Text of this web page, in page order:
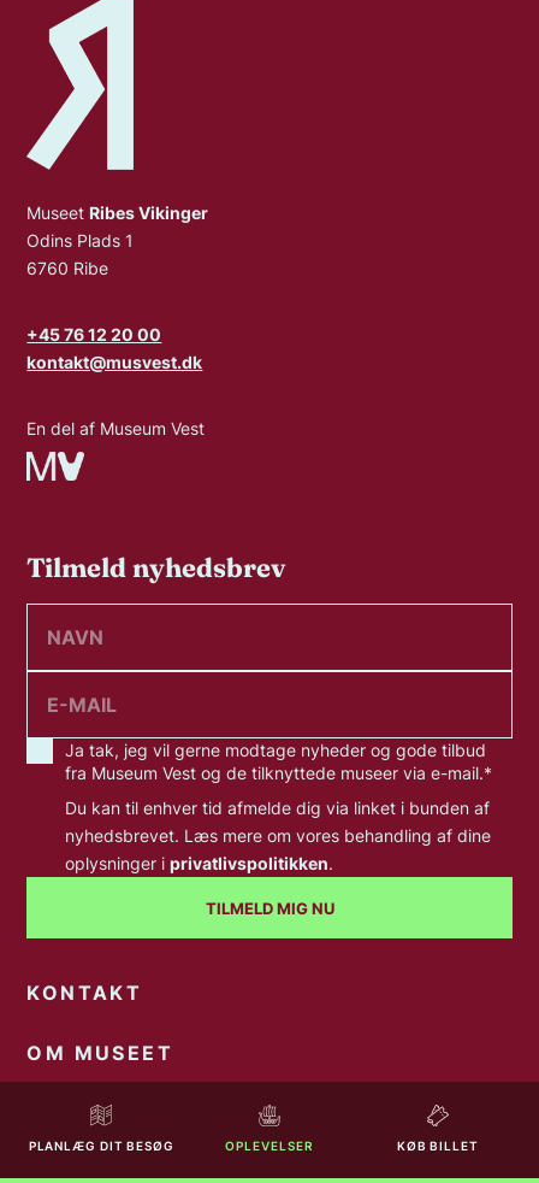
PLANLÆG DIT BESØG OPLEVELSER KØB BILLET
MuseetRibes Vikinger
Odins Plads 1
6760 Ribe
+45 76 12 20 00
kontakt@musvest.dk
En del af Museum Vest
Tilmeld nyhedsbrev
Ja tak, jeg vil gerne modtage nyheder og gode tilbud
fra Museum Vest og de tilknyttede museer via e-mail.*
Du kan til enhver tid afmelde dig via linket i bunden af
nyhedsbrevet. Læs mere om vores behandling af dine
oplysninger iprivatlivspolitikken.
TILMELD MIG NU
KONTAKT
OM MUSEET
LEDIGE STILLINGER
PRESSE